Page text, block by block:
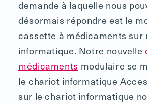
demande à laquelle nous
désormais répondre est le
cassette à médicaments sur
informatique. Notre nouvelle
médicaments modulaire se
le chariot informatique
sur le chariot informatique